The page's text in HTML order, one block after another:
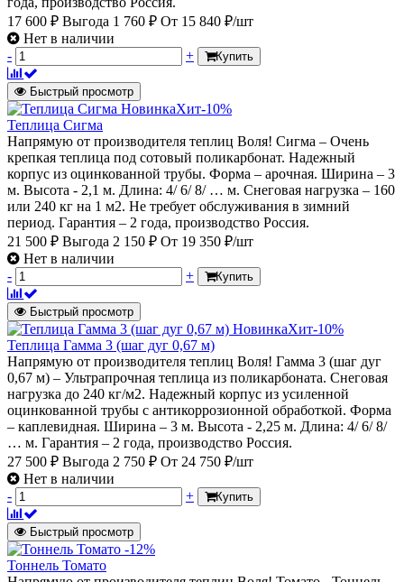
17 600 ₽ Выгода 1 760 ₽ От 15 840 ₽/шт
Нет в наличии
-
+ Купить
Быстрый просмотр
НовинкаХит-10%
Теплица Сигма
Напрямую от производителя теплиц Воля! Сигма – Очень
крепкая теплица под сотовый поликарбонат. Надежный
корпус из оцинкованной трубы. Форма – арочная. Ширина – 3
м. Высота - 2,1 м. Длина: 4/ 6/ 8/ … м. Снеговая нагрузка – 160
или 240 кг на 1 м2. Не требует обслуживания в зимний
период. Гарантия – 2 года, производство Россия.
21 500 ₽ Выгода 2 150 ₽ От 19 350 ₽/шт
Нет в наличии
-
+ Купить
Быстрый просмотр
НовинкаХит-10%
Теплица Гамма 3 (шаг дуг 0,67 м)
Напрямую от производителя теплиц Воля! Гамма 3 (шаг дуг
0,67 м) – Ультрапрочная теплица из поликарбоната. Снеговая
нагрузка до 240 кг/м2. Надежный корпус из усиленной
оцинкованной трубы с антикоррозионной обработкой. Форма
– каплевидная. Ширина – 3 м. Высота - 2,25 м. Длина: 4/ 6/ 8/
… м. Гарантия – 2 года, производство Россия.
27 500 ₽ Выгода 2 750 ₽ От 24 750 ₽/шт
Нет в наличии
-
+ Купить
Быстрый просмотр
-12%
Тоннель Томато